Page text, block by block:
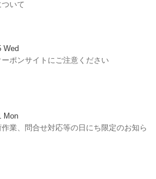
いて
Wed
ポンサイトにご注意ください
Mon
業、問合せ対応等の日にち限定のお知ら